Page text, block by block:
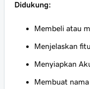
Didukung:
Membeli atau
Menjelaskan
Menyiapkan
Membuat